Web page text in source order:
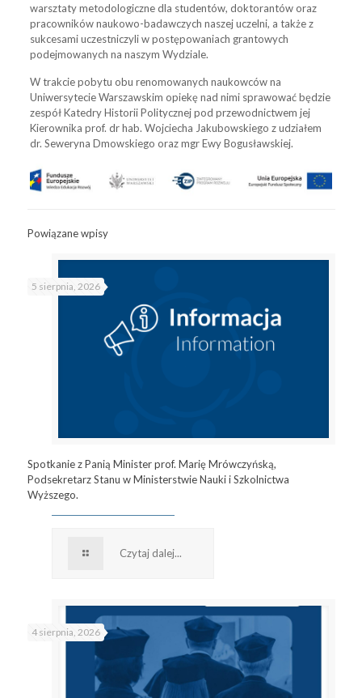
warsztaty metodologiczne dla studentów, doktorantów oraz
pracowników naukowo-badawczych naszej uczelni, a także z
sukcesami uczestniczyli w postępowaniach grantowych
podejmowanych na naszym Wydziale.
W trakcie pobytu obu renomowanych naukowców na
Uniwersytecie Warszawskim opiekę nad nimi sprawować będzie
zespół Katedry Historii Politycznej pod przewodnictwem jej
Kierownika prof. dr hab. Wojciecha Jakubowskiego z udziałem
dr. Seweryna Dmowskiego oraz mgr Ewy Bogusławskiej.
Powiązane wpisy
5 sierpnia, 2026
Spotkanie z Panią Minister prof. Marię Mrówczyńską,
Podsekretarz Stanu w Ministerstwie Nauki i Szkolnictwa
Wyższego.
Czytaj dalej...
4 sierpnia, 2026